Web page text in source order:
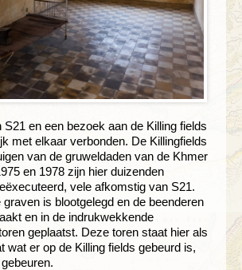
S21 en een bezoek aan de Killing fields
met elkaar verbonden. De Killingfields
van de gruweldaden van de Khmer
en 1978 zijn hier duizenden
vele afkomstig van S21.
graven is blootgelegd en de beenderen
en in de indrukwekkende
geplaatst. Deze toren staat hier als
wat er op de Killing fields gebeurd is,